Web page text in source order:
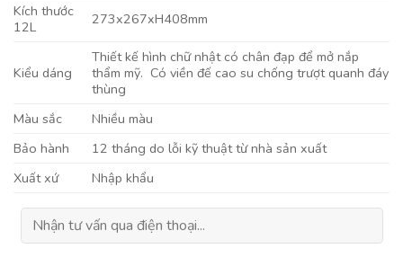
Kích thước
12L
273x267xH408mm
Kiểu dáng
Thiết kế hình chữ nhật có chân đạp để mở nắp
thẩm mỹ. Có viền đế cao su chống trượt quanh đáy
thùng
Màu sắc
Nhiều màu
Bảo hành
12 tháng do lỗi kỹ thuật từ nhà sản xuất
Xuất xứ
Nhập khẩu